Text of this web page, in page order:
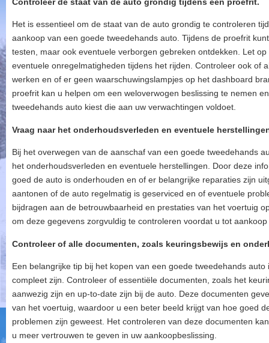
Het is essentieel om de staat van de auto grondig te controleren
aankoop van een goede tweedehands auto. Tijdens de proefrit
testen, maar ook eventuele verborgen gebreken ontdekken. Let
eventuele onregelmatigheden tijdens het rijden. Controleer ook of
werken en of er geen waarschuwingslampjes op het dashboard
proefrit kan u helpen om een weloverwogen beslissing te nemen
tweedehands auto kiest die aan uw verwachtingen voldoet.
Vraag naar het onderhoudsverleden en eventuele
Bij het overwegen van de aanschaf van een goede tweedehands
het onderhoudsverleden en eventuele herstellingen. Door deze
goed de auto is onderhouden en of er belangrijke reparaties zijn
aantonen of de auto regelmatig is geserviced en of eventuele
bijdragen aan de betrouwbaarheid en prestaties van het voertuig
om deze gegevens zorgvuldig te controleren voordat u tot
Controleer of alle documenten, zoals keuringsbewijs en
Een belangrijke tip bij het kopen van een goede tweedehands
compleet zijn. Controleer of essentiële documenten, zoals het
aanwezig zijn en up-to-date zijn bij de auto. Deze documenten
van het voertuig, waardoor u een beter beeld krijgt van hoe goed
problemen zijn geweest. Het controleren van deze documenten
u meer vertrouwen te geven in uw aankoopbeslissing.